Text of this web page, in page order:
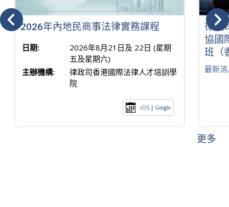
2026年內地民商事法律實務課程
日期:
2026年8月21日及 22日 (星期
五及星期六)
主辦機構:
律政司香港國際法律人才培訓學
院
iOS | Google
律政
協國
班（
最新
更多